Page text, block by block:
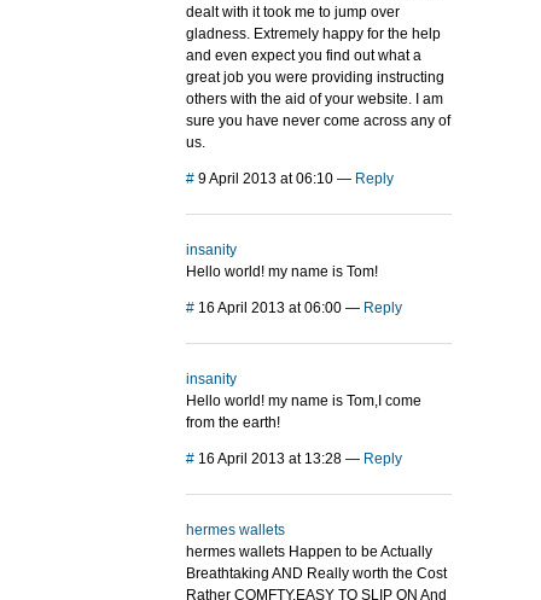
dealt with it took me to jump over
gladness. Extremely happy for the help
and even expect you find out what a
great job you were providing instructing
others with the aid of your website. I am
sure you have never come across any of
us.
# 9 April 2013 at 06:10 — Reply
insanity
Hello world! my name is Tom!
# 16 April 2013 at 06:00 — Reply
insanity
Hello world! my name is Tom,I come
from the earth!
# 16 April 2013 at 13:28 — Reply
hermes wallets
hermes wallets Happen to be Actually
Breathtaking AND Really worth the Cost
Rather COMFTY,EASY TO SLIP ON And